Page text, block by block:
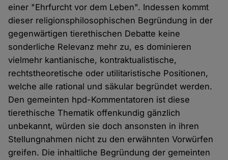
einer "Ehrfurcht vor dem Leben". Indessen kommt
dieser religionsphilosophischen Begründung in der
gegenwärtigen tierethischen Debatte keine
sonderliche Relevanz mehr zu, es dominieren
vielmehr kantianische, kontraktualistische,
rechtstheoretische oder utilitaristische Positionen,
welche alle rational und säkular begründet werden.
Den gemeinten hpd-Kommentatoren ist diese
tierethische Thematik offenkundig gänzlich
unbekannt, würden sie doch ansonsten in ihren
Stellungnahmen nicht zu den erwähnten Vorwürfen
greifen. Die inhaltliche Begründung der gemeinten